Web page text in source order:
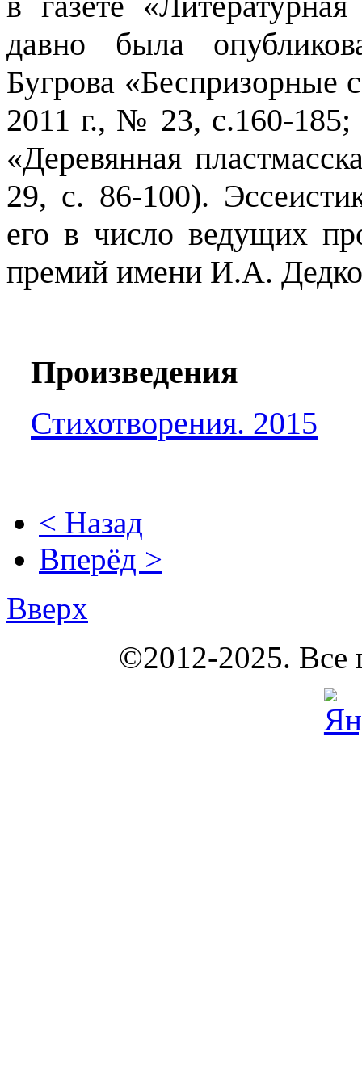
давно была
Бугрова «Беспризорные
2011 г., № 23, с.160-
«Деревянная
29, с. 86-100).
его в число ведущих
премий имени И.А.
Произведения
Стихотворения. 2015
< Назад
Вперёд >
Вверх
©2012-2025. Все